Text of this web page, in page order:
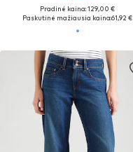
Pradinė kaina: 129,00 €
Paskutinė mažiausia kaina:61,92 €